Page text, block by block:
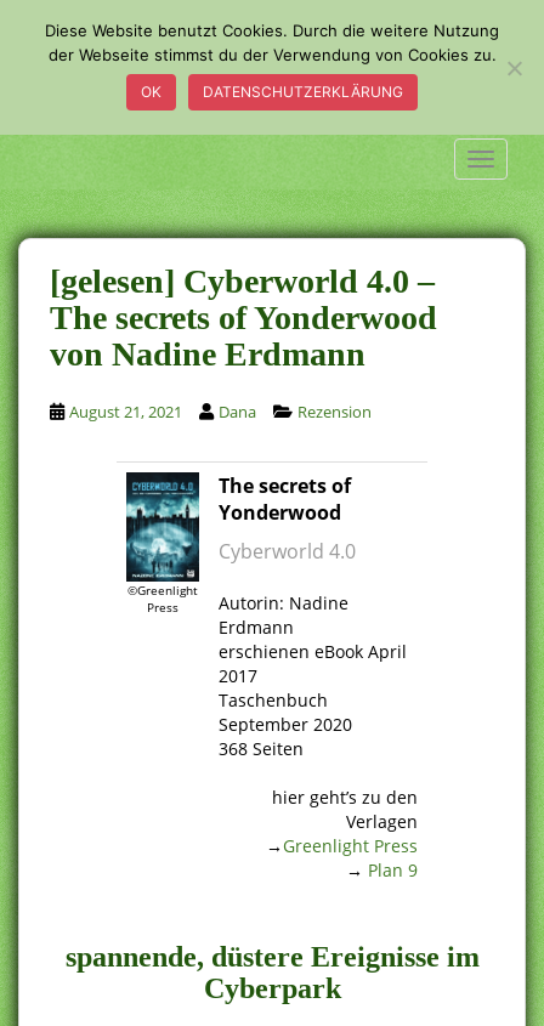
o
a
i
n
c
o
n
t
e
n
t
[gelesen] Cyberworld 4.0 –
The secrets of Yonderwood
von Nadine Erdmann
August 21, 2021 Dana Rezension
©Greenlight
Press
The secrets of
Yonderwood
Cyberworld 4.0
Autorin: Nadine
Erdmann
erschienen eBook April
2017
Taschenbuch
September 2020
368 Seiten
hier geht’s zu den
Verlagen
→Greenlight Press
→ Plan 9
spannende, düstere Ereignisse im
Cyberpark
Diese Website benutzt Cookies. Durch die weitere Nutzung
der Webseite stimmst du der Verwendung von Cookies zu.
OK DATENSCHUTZERKLÄRUNG